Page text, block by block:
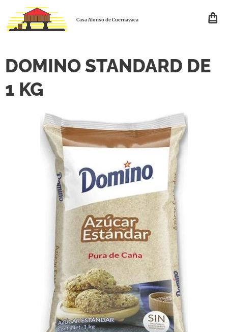
Casa Alonso de Cuernavaca
DOMINO STANDARD DE
1 KG